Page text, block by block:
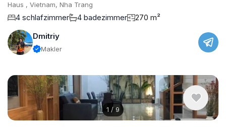
Haus , Vietnam, Nha Trang
4 schlafzimmer 4 badezimmer
270 m²
Dmitriy
Makler
1 / 9